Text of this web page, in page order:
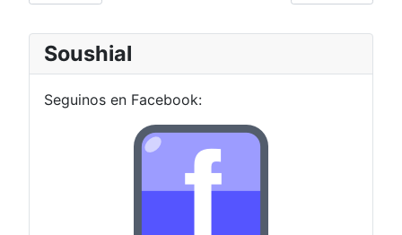
Soushial
Seguinos en Facebook: